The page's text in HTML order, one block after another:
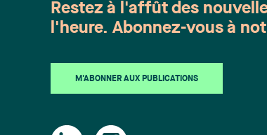
Restez à l'affût des
l'heure. Abonnez-vous à
M'ABONNER AUX PUBLICATIONS